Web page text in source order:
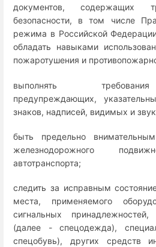
документов, содержащих
безопасности, в том числе
режима в Российской
обладать навыками
пожаротушения и
выполнять
предупреждающих,
знаков, надписей, видимых и
быть предельно
железнодорожного
автотранспорта;
следить за исправным
места, применяемого
сигнальных
(далее - спецодежда),
спецобувь), других средств